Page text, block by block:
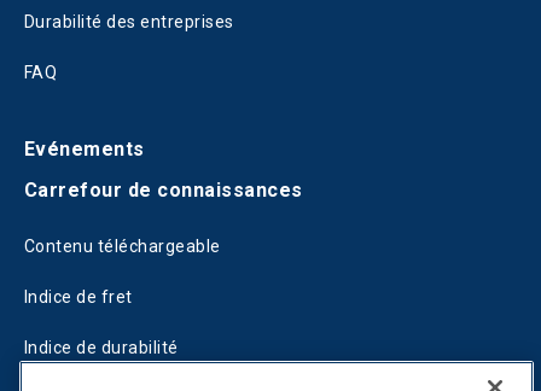
Durabilité des entreprises
FAQ
Evénements
Carrefour de connaissances
Contenu téléchargeable
Indice de fret
Indice de durabilité